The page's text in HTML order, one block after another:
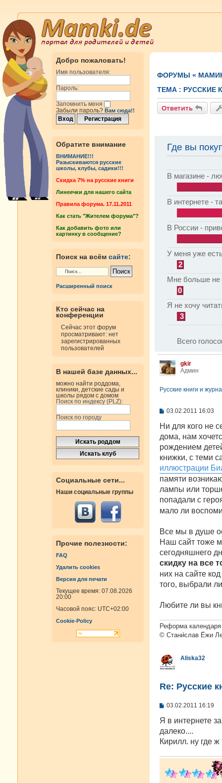
Добро пожаловать!
Имя пользователя:
Пароль:
Запомнить меня
Забыли пароль? Вам сюда!!
Обратите внимание
ВНИМАНИЕ!!!
Разыскиваются русские
школы, клубы, садики!!!
Cкидка 7% на русские книги
Линеечки для нашего сайта
Правила форума. 17.11.2011
Как стать "Жителем форума"?
Как добавить фото или
картинку в сообщение?
Поиск на всём сайте:
Расширенный поиск
Кто сейчас на
конференции
Сейчас этот форум
просматривают: нет
зарегистрированных
пользователей
В нашей базе данных...
можно найти роддома,
клиники, детские сады и
школы рядом с домом
Поиск по индексу (PLZ):
Поиск по городу
Социальные сети...
Наши социальные группы
Прочие полезности:
FAQ
Удалить cookies
Версия для печати
Текущее время: 07.08.2026
20:00
Часовой пояс: UTC+02:00
Cookie-Policy
ФОРУМЫ «
ТЕМА : РУССКИЕ
Ответить
Где вы
В магазине -
В интернете -
В России -
У меня уже
2
Мне больше не
0
Я не хочу
3
Всего
gkir
Админ
Русские книги и
С
о
щ
е
и
е
03.02.2011 16:03
Ни для кого не
дома, нам
рождением
книжки, с теми
иллюстрации
памяти
лампы или
попадали с
мало ли
Все мы в душе
Наш сайт тоже
сегодняшнего
скидку на все
них на сайте
того, выбрали
Любите ли вы
Реформа
© Стани́слав Е́жи
Aliska32
Re: Русские
С
о
щ
е
03.02.2011 16:19
Я в интернете
далеко....
Кирилл. ну где